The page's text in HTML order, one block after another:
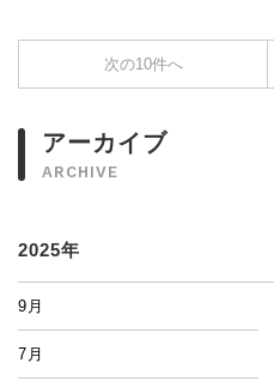
次の10件へ
アーカイブ
ARCHIVE
2025年
9月
7月